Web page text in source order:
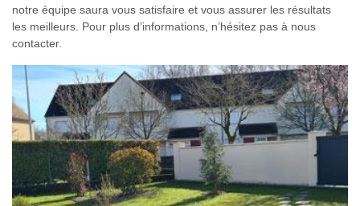
notre équipe saura vous satisfaire et vous assurer les résultats
les meilleurs. Pour plus d’informations, n’hésitez pas à nous
contacter.